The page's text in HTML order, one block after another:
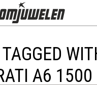
A6 1500